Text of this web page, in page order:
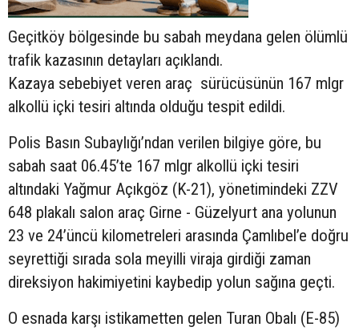
Geçitköy bölgesinde bu sabah meydana gelen ölümlü
trafik kazasının detayları açıklandı.
Kazaya sebebiyet veren araç sürücüsünün 167 mlgr
alkollü içki tesiri altında olduğu tespit edildi.
Polis Basın Subaylığı’ndan verilen bilgiye göre, bu
sabah saat 06.45’te 167 mlgr alkollü içki tesiri
altındaki Yağmur Açıkgöz (K-21), yönetimindeki ZZV
648 plakalı salon araç Girne - Güzelyurt ana yolunun
23 ve 24’üncü kilometreleri arasında Çamlıbel’e doğru
seyrettiği sırada sola meyilli viraja girdiği zaman
direksiyon hakimiyetini kaybedip yolun sağına geçti.
O esnada karşı istikametten gelen Turan Obalı (E-85)